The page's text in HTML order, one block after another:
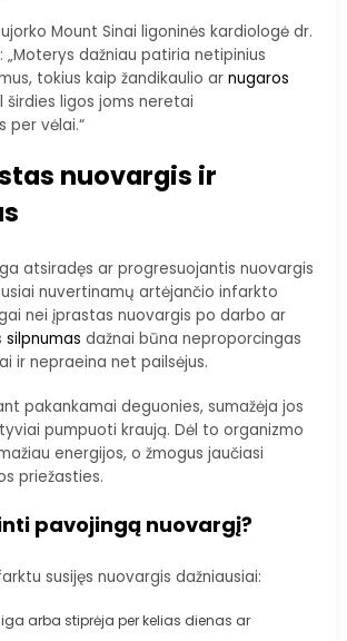
Mount Sinai ligoninės kardiologė dr.
„Moterys dažniau patiria netipinius
tokius kaip žandikaulio ar nugaros
širdies ligos joms neretai
per vėlai.“
nuovargis ir
atsiradęs ar progresuojantis nuovargis
nuvertinamų artėjančio infarkto
nei įprastas nuovargis po darbo ar
silpnumas dažnai būna neproporcingas
ir nepraeina net pailsėjus.
pakankamai deguonies, sumažėja jos
pumpuoti kraują. Dėl to organizmo
energijos, o žmogus jaučiasi
priežasties.
pavojingą nuovargį?
susijęs nuovargis dažniausiai:
arba stiprėja per kelias dienas ar